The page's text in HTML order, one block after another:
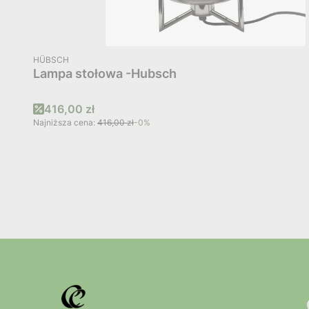
PRODUCENT
HÜBSCH
Lampa stołowa -Hubsch
Cena promocyjna
416,00 zł
Najniższa cena: 416,00 zł-0%